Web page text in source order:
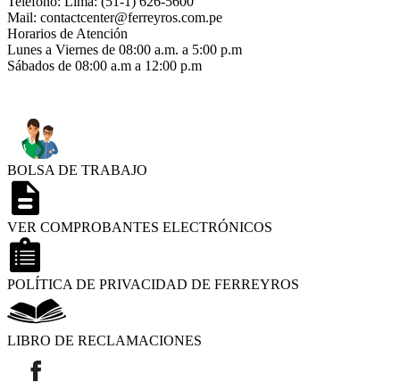
Mail: contactcenter@ferreyros.com.pe
Horarios de Atención
Lunes a Viernes de 08:00 a.m. a 5:00 p.m
Sábados de 08:00 a.m a 12:00 p.m
BOLSA DE TRABAJO
VER COMPROBANTES ELECTRÓNICOS
POLÍTICA DE PRIVACIDAD DE FERREYROS
LIBRO DE RECLAMACIONES